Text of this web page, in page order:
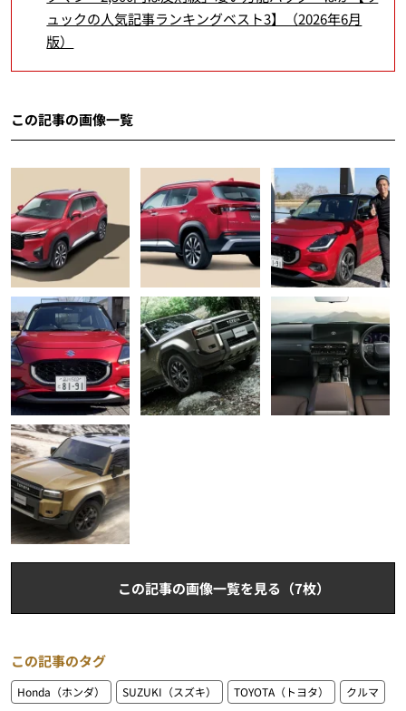
ュックの人気記事ランキングベスト3】（2026年6月
版）
この記事の画像一覧
この記事の画像一覧を見る（7枚）
この記事のタグ
Honda（ホンダ） SUZUKI（スズキ） TOYOTA（トヨタ） クルマ